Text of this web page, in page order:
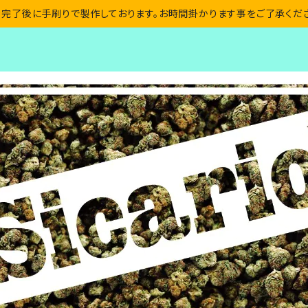
了後に手刷りで製作しております。お時間掛かります事をご了承くだ